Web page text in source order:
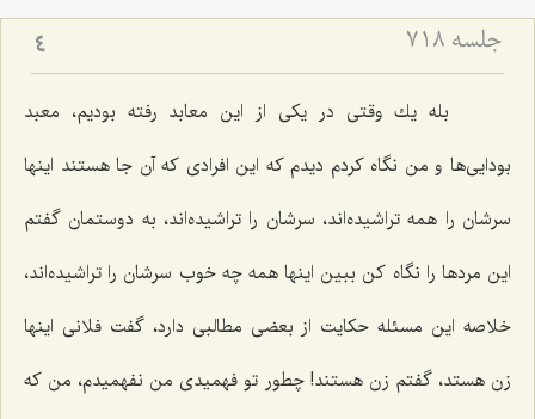
جلسه ۷۱۸ 4
بله یك وقتی در یكی از این معابد رفته بودیم، معبد
بودایی‌ها و من نگاه كردم دیدم كه این افرادی كه آن جا هستند اینها
سرشان را همه تراشیده‌اند، سرشان را تراشیده‌اند، به دوستمان گفتم
این مردها را نگاه كن ببین اینها همه چه خوب سرشان را تراشیده‌اند،
خلاصه این مسئله حكایت از بعضی مطالبی دارد، گفت فلانی اینها
زن هستد، گفتم زن هستند! چطور تو فهمیدی من نفهمیدم، من كه